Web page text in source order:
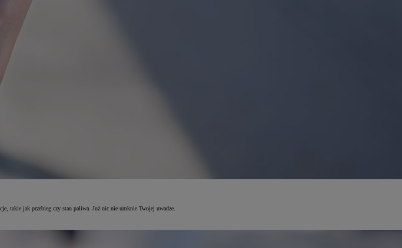
takie jak przebieg czy stan paliwa. Już nic nie umknie Twojej uwadze.